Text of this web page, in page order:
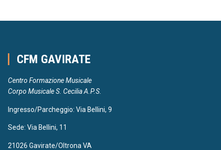
CFM GAVIRATE
Centro Formazione Musicale
Corpo Musicale S. Cecilia A.P.S.
Ingresso/Parcheggio: Via Bellini, 9
Sede: Via Bellini, 11
21026 Gavirate/Oltrona VA